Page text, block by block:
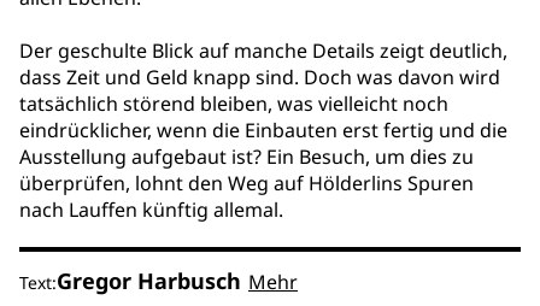
Der geschulte Blick auf manche Details zeigt deutlich,
dass Zeit und Geld knapp sind. Doch was davon wird
tatsächlich störend bleiben, was vielleicht noch
eindrücklicher, wenn die Einbauten erst fertig und die
Ausstellung aufgebaut ist? Ein Besuch, um dies zu
überprüfen, lohnt den Weg auf Hölderlins Spuren
nach Lauffen künftig allemal.
Text:Gregor Harbusch Mehr